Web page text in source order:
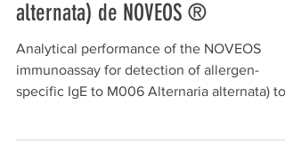
d’IgEspécifiques M006 (Alternaria
alternata) de NOVEOS ®
Analytical performance of the NOVEOS